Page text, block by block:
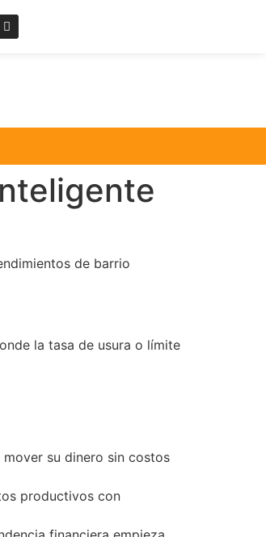
de barrio
la tasa de usura o límite
su dinero sin costos
productivos con